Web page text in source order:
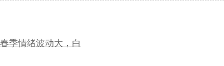
春季情绪波动大，白